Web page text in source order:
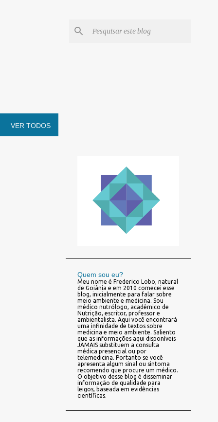
VER TODOS
Quem sou eu?
Meu nome é Frederico Lobo, natural
de Goiânia e em 2010 comecei esse
blog, inicialmente para falar sobre
meio ambiente e medicina. Sou
médico nutrólogo, acadêmico de
Nutrição, escritor, professor e
ambientalista. Aqui você encontrará
uma infinidade de textos sobre
medicina e meio ambiente. Saliento
que as informações aqui disponíveis
JAMAIS substituem a consulta
médica presencial ou por
telemedicina. Portanto se você
apresenta algum sinal ou sintoma
recomendo que procure um médico.
O objetivo desse blog é disseminar
informação de qualidade para
leigos, baseada em evidências
científicas.